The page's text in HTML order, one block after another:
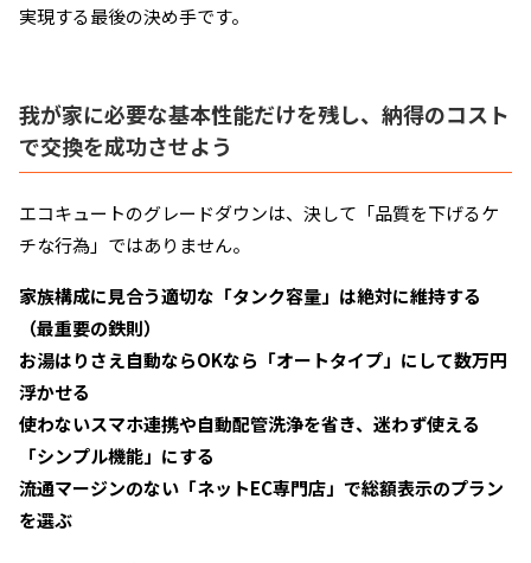
実現する最後の決め手です。
我が家に必要な基本性能だけを残し、納得のコスト
で交換を成功させよう
エコキュートのグレードダウンは、決して「品質を下げるケ
チな行為」ではありません。
家族構成に見合う適切な「タンク容量」は絶対に維持する
（最重要の鉄則）
お湯はりさえ自動ならOKなら「オートタイプ」にして数万円
浮かせる
使わないスマホ連携や自動配管洗浄を省き、迷わず使える
「シンプル機能」にする
流通マージンのない「ネットEC専門店」で総額表示のプラン
を選ぶ